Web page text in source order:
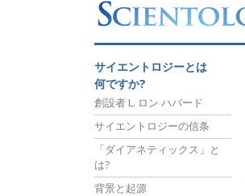
サイエントロジーとは
何ですか?
創設者 L. ロン ハバード
サイエントロジーの信条
「ダイアネティックス」と
は?
背景と起源